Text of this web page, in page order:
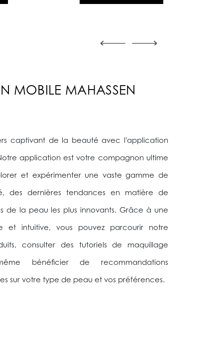
MOBILE MAHASSEN
captivant de la beauté avec l'application
application est votre compagnon ultime
et expérimenter une vaste gamme de
des dernières tendances en matière de
de la peau les plus innovants. Grâce à une
et intuitive, vous pouvez parcourir notre
consulter des tutoriels de maquillage
bénéficier de recommandations
sur votre type de peau et vos préférences.